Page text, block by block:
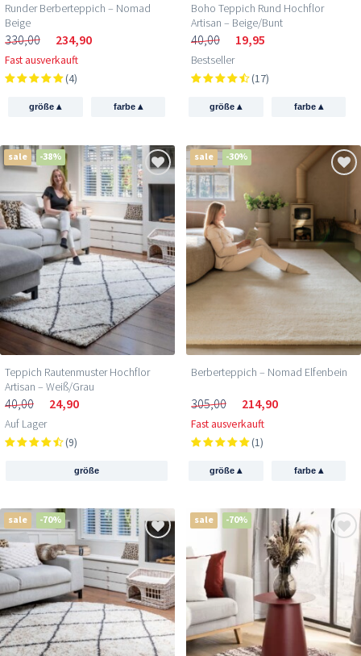
Runder Berberteppich – Nomad
Beige
330,00 234,90
Fast ausverkauft
(4)
größe▴ farbe ▴
Boho Teppich Rund Hochflor
Artisan – Beige/Bunt
40,00 19,95
Bestseller
(17)
größe▴ farbe ▴
sale -38%
Teppich Rautenmuster Hochflor
Artisan – Weiß/Grau
40,00 24,90
Auf Lager
(9)
größe
sale -30%
Berberteppich – Nomad Elfenbein
305,00 214,90
Fast ausverkauft
(1)
größe▴ farbe ▴
sale -70% sale -70%